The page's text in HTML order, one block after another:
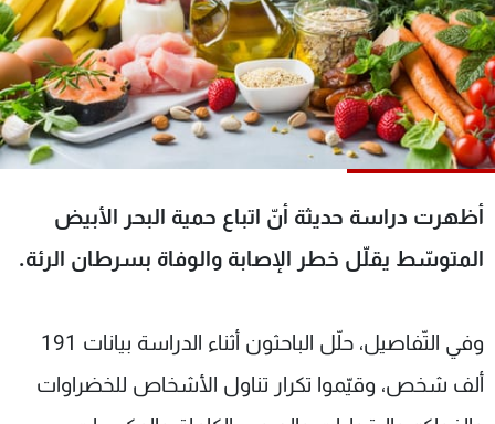
أظهرت دراسة حديثة أنّ اتباع حمية البحر الأبيض
المتوسّط يقلّل خطر الإصابة والوفاة بسرطان الرئة.
وفي التّفاصيل، حلّل الباحثون أثناء الدراسة بيانات 191
ألف شخص، وقيّموا تكرار تناول الأشخاص للخضراوات
كأس العالم
البرامج
شاهد البرامج
الإنـتـاج
لاعلاناتكم
تواصل معنا
شروط الإسـتخدام
سياسة الخصوصية